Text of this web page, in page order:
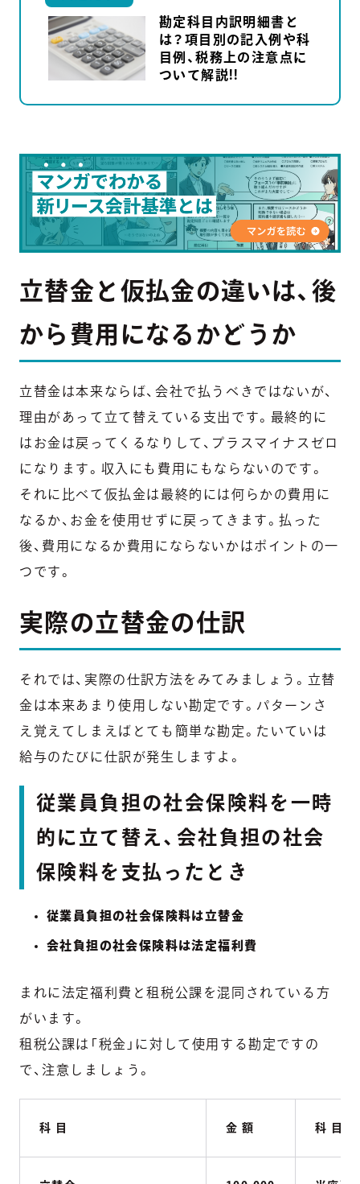
勘定科目内訳明細書と
は？項目別の記入例や科
目例、税務上の注意点に
ついて解説!!
立替金と仮払金の違いは、後
から費用になるかどうか
立替金は本来ならば、会社で払うべきではないが、
理由があって立て替えている支出です。最終的に
はお金は戻ってくるなりして、プラスマイナスゼロ
になります。収入にも費用にもならないのです。
それに比べて仮払金は最終的には何らかの費用に
なるか、お金を使用せずに戻ってきます。払った
後、費用になるか費用にならないかはポイントの一
つです。
実際の立替金の仕訳
それでは、実際の仕訳方法をみてみましょう。立替
金は本来あまり使用しない勘定です。パターンさ
え覚えてしまえばとても簡単な勘定。たいていは
給与のたびに仕訳が発生しますよ。
従業員負担の社会保険料を一時
的に立て替え、会社負担の社会
保険料を支払ったとき
従業員負担の社会保険料は立替金
会社負担の社会保険料は法定福利費
まれに法定福利費と租税公課を混同されている方
がいます。
租税公課は「税金」に対して使用する勘定ですの
で、注意しましょう。
科 目 金 額 科 目